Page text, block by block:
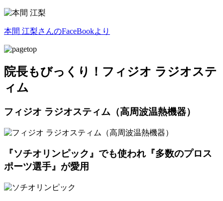
本間 江梨さんのFaceBookより
院長もびっくり！フィジオ ラジオステ
ィム
フィジオ ラジオスティム（高周波温熱機器）
『ソチオリンピック』でも使われ『多数のプロス
ポーツ選手』が愛用